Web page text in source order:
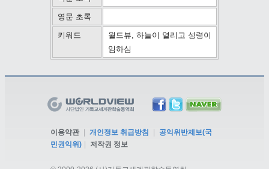
영문 초록
키워드
월드뷰, 하늘이 열리고 성령이
임하심
이용약관 개인정보 취급방침
공익위반제보(국
민권익위)
저작권 정보